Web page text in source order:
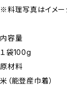
※料理写真はイメー
内容量
１袋100g
原材料
米（能登産巾着）